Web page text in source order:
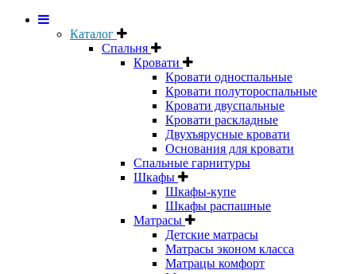
Каталог
Спальня
Кровати
Кровати односпальные
Кровати полутороспальные
Кровати двуспальные
Кровати раскладные
Двухъярусные кровати
Основания для кровати
Спальные гарнитуры
Шкафы
Шкафы-купе
Шкафы распашные
Матрасы
Детские матрасы
Матрасы эконом класса
Матрацы комфорт